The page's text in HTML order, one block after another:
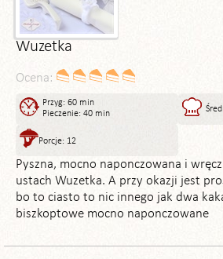
Wuzetka
Ocena:
Przyg: 60 min
Pieczenie: 40 min
Porcje: 12
Pyszna, mocno naponczowana i
ustach Wuzetka. A przy okazji jest
bo to ciasto to nic innego jak dwa
biszkoptowe mocno naponczowane